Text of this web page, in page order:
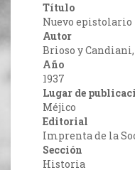
Título
Nuevo epistolario
Autor
Brioso y Candiani,
Año
1937
Lugar de
Méjico
Editorial
Imprenta de la
Sección
Historia